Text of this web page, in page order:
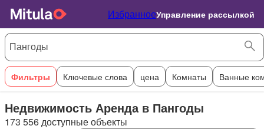
ИзбранноеУправление рассылкой
Фильтры Ключевые слова цена Комнаты Ванные
Недвижимость Аренда в Пангоды
173 556 доступные объекты